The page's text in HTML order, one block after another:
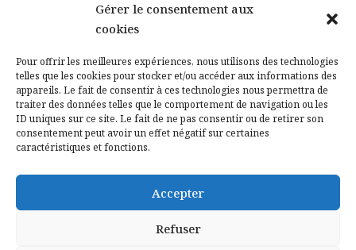
Gérer le consentement aux
cookies
Pour offrir les meilleures expériences, nous utilisons des technologies
telles que les cookies pour stocker et/ou accéder aux informations des
appareils. Le fait de consentir à ces technologies nous permettra de
traiter des données telles que le comportement de navigation ou les
ID uniques sur ce site. Le fait de ne pas consentir ou de retirer son
consentement peut avoir un effet négatif sur certaines
caractéristiques et fonctions.
Accepter
Refuser
Contactez-nous
Mentions légales
Politique de confidentialité